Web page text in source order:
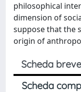
philosophical
dimension of
suppose that the
origin of
Scheda breve
Scheda